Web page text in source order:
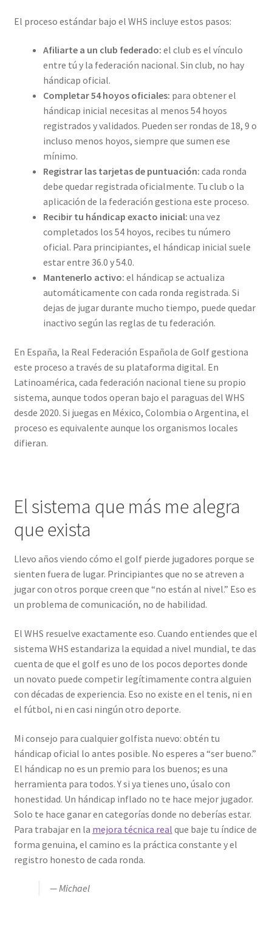
El proceso estándar bajo el WHS incluye estos pasos:
Afiliarte a un club federado: el club es el vínculo
entre tú y la federación nacional. Sin club, no hay
hándicap oficial.
Completar 54 hoyos oficiales: para obtener el
hándicap inicial necesitas al menos 54 hoyos
registrados y validados. Pueden ser rondas de 18, 9 o
incluso menos hoyos, siempre que sumen ese
mínimo.
Registrar las tarjetas de puntuación: cada ronda
debe quedar registrada oficialmente. Tu club o la
aplicación de la federación gestiona este proceso.
Recibir tu hándicap exacto inicial: una vez
completados los 54 hoyos, recibes tu número
oficial. Para principiantes, el hándicap inicial suele
estar entre 36.0 y 54.0.
Mantenerlo activo: el hándicap se actualiza
automáticamente con cada ronda registrada. Si
dejas de jugar durante mucho tiempo, puede quedar
inactivo según las reglas de tu federación.
En España, la Real Federación Española de Golf gestiona
este proceso a través de su plataforma digital. En
Latinoamérica, cada federación nacional tiene su propio
sistema, aunque todos operan bajo el paraguas del WHS
desde 2020. Si juegas en México, Colombia o Argentina, el
proceso es equivalente aunque los organismos locales
difieran.
El sistema que más me alegra
que exista
Llevo años viendo cómo el golf pierde jugadores porque se
sienten fuera de lugar. Principiantes que no se atreven a
jugar con otros porque creen que “no están al nivel.” Eso es
un problema de comunicación, no de habilidad.
El WHS resuelve exactamente eso. Cuando entiendes que el
sistema WHS estandariza la equidad a nivel mundial, te das
cuenta de que el golf es uno de los pocos deportes donde
un novato puede competir legítimamente contra alguien
con décadas de experiencia. Eso no existe en el tenis, ni en
el fútbol, ni en casi ningún otro deporte.
Mi consejo para cualquier golfista nuevo: obtén tu
hándicap oficial lo antes posible. No esperes a “ser bueno.”
El hándicap no es un premio para los buenos; es una
herramienta para todos. Y si ya tienes uno, úsalo con
honestidad. Un hándicap inflado no te hace mejor jugador.
Solo te hace ganar en categorías donde no deberías estar.
Para trabajar en la mejora técnica real que baje tu índice de
forma genuina, el camino es la práctica constante y el
registro honesto de cada ronda.
— Michael